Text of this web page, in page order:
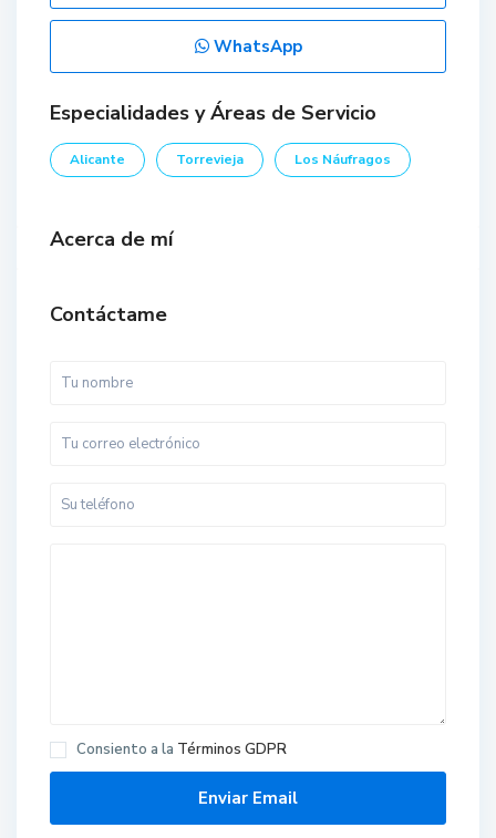
WhatsApp
Especialidades y Áreas de Servicio
Alicante Torrevieja Los Náufragos
Acerca de mí
Contáctame
Consiento a la Términos GDPR